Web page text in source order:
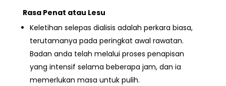
Rasa Penat atau Lesu
Keletihan selepas dialisis adalah perkara biasa,
terutamanya pada peringkat awal rawatan.
Badan anda telah melalui proses penapisan
yang intensif selama beberapa jam, dan ia
memerlukan masa untuk pulih.